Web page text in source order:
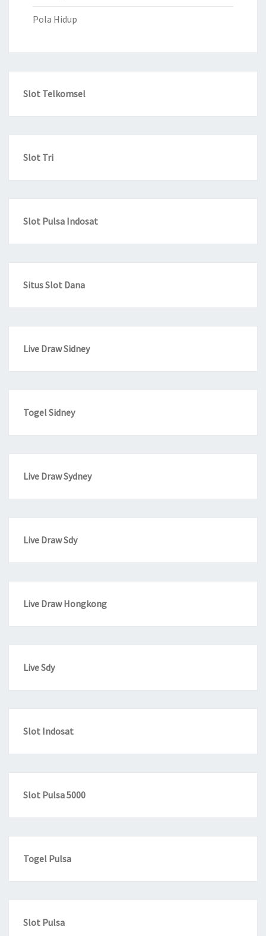
Pola Hidup
Slot Telkomsel
Slot Tri
Slot Pulsa Indosat
Situs Slot Dana
Live Draw Sidney
Togel Sidney
Live Draw Sydney
Live Draw Sdy
Live Draw Hongkong
Live Sdy
Slot Indosat
Slot Pulsa 5000
Togel Pulsa
Slot Pulsa